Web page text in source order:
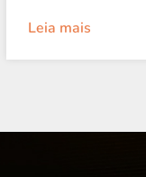
Leia mais